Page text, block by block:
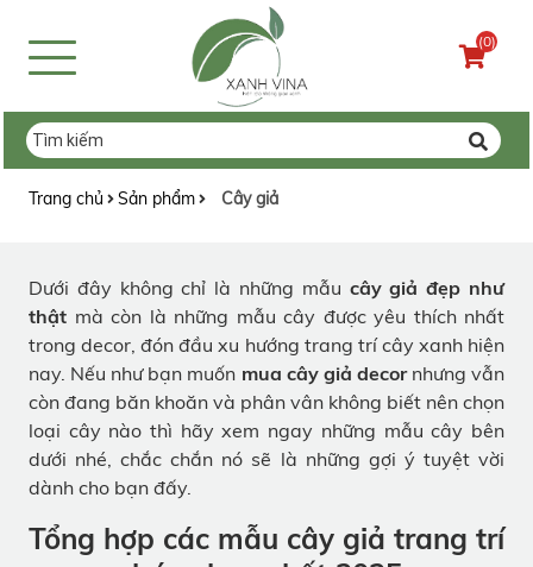
(0)
Trang chủ Sản phẩm Cây giả
Dưới đây không chỉ là những mẫu cây giả đẹp như
thật mà còn là những mẫu cây được yêu thích nhất
trong decor, đón đầu xu hướng trang trí cây xanh hiện
nay. Nếu như bạn muốn mua cây giả decornhưng vẫn
còn đang băn khoăn và phân vân không biết nên chọn
loại cây nào thì hãy xem ngay những mẫu cây bên
dưới nhé, chắc chắn nó sẽ là những gợi ý tuyệt vời
dành cho bạn đấy.
Tổng hợp các mẫu cây giả trang trí